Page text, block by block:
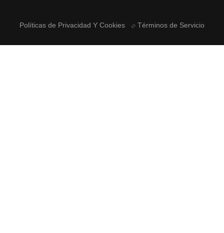
Políticas de Privacidad Y Cookies Términos de Servicio